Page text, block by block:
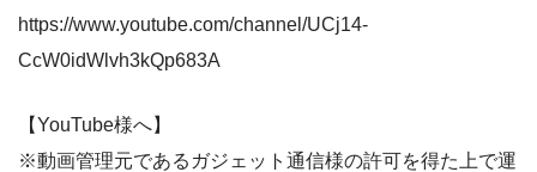
https://www.youtube.com/channel/UCj14-
CcW0idWlvh3kQp683A
【YouTube様へ】
※動画管理元であるガジェット通信様の許可を得た上で運